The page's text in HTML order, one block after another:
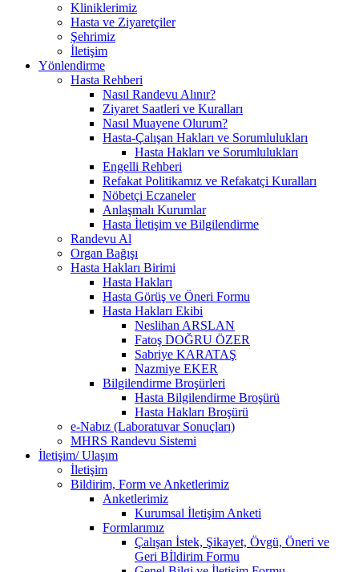
Kliniklerimiz
Hasta ve Ziyaretçiler
Şehrimiz
İletişim
Yönlendirme
Hasta Rehberi
Nasıl Randevu Alınır?
Ziyaret Saatleri ve Kuralları
Nasıl Muayene Olurum?
Hasta-Çalışan Hakları ve Sorumlulukları
Hasta Hakları ve Sorumlulukları
Engelli Rehberi
Refakat Politikamız ve Refakatçi Kuralları
Nöbetçi Eczaneler
Anlaşmalı Kurumlar
Hasta İletişim ve Bilgilendirme
Randevu Al
Organ Bağışı
Hasta Hakları Birimi
Hasta Hakları
Hasta Görüş ve Öneri Formu
Hasta Hakları Ekibi
Neslihan ARSLAN
Fatoş DOĞRU ÖZER
Sabriye KARATAŞ
Nazmiye EKER
Bilgilendirme Broşürleri
Hasta Bilgilendirme Broşürü
Hasta Hakları Broşürü
e-Nabız (Laboratuvar Sonuçları)
MHRS Randevu Sistemi
İletişim/ Ulaşım
İletişim
Bildirim, Form ve Anketlerimiz
Anketlerimiz
Kurumsal İletişim Anketi
Formlarımız
Çalışan İstek, Şikayet, Övgü, Öneri ve
Geri Bİldirim Formu